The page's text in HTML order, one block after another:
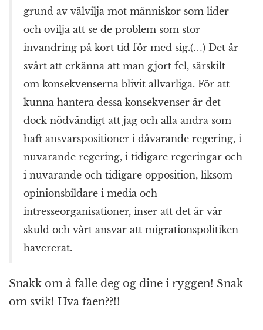
grund av välvilja mot människor som lider
och ovilja att se de problem som stor
invandring på kort tid för med sig.(…) Det är
svårt att erkänna att man gjort fel, särskilt
om konsekvenserna blivit allvarliga. För att
kunna hantera dessa konsekvenser är det
dock nödvändigt att jag och alla andra som
haft ansvarspositioner i dåvarande regering, i
nuvarande regering, i tidigare regeringar och
i nuvarande och tidigare opposition, liksom
opinionsbildare i media och
intresseorganisationer, inser att det är vår
skuld och vårt ansvar att migrationspolitiken
havererat.
Snakk om å falle deg og dine i ryggen! Snak
om svik! Hva faen??!!